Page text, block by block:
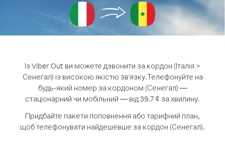
Із Viber Out ви можете дзвонити за кордон (Італія >
Сенегал) із високою якістю зв'язку.Телефонуйте на
будь-який номер за кордоном (Сенегал) —
стаціонарний чи мобільний — від 39.7 ¢ за хвилину.
Придбайте пакети поповнення або тарифний план,
щоб телефонувати найдешевше за кордон (Сенегал).